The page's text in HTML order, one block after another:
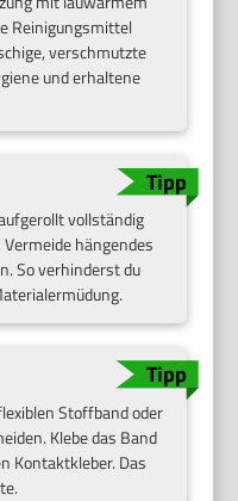
Reinigungsmittel
verschmutzte
und erhaltene
vollständig
hängendes
So verhinderst du
Stoffband oder
Klebe das Band
Kontaktkleber. Das